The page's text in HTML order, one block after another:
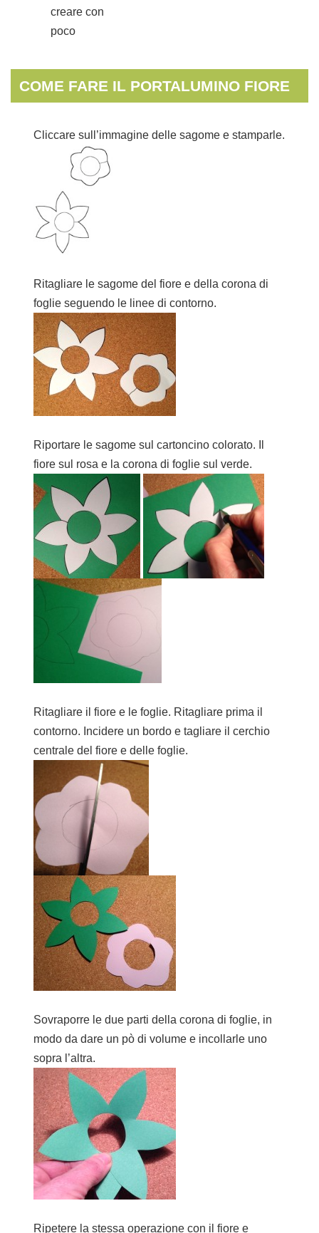
creare con
poco
COME FARE IL PORTALUMINO FIORE
Cliccare sull’immagine delle sagome e stamparle.
Ritagliare le sagome del fiore e della corona di
foglie seguendo le linee di contorno.
Riportare le sagome sul cartoncino colorato. Il
fiore sul rosa e la corona di foglie sul verde.
Ritagliare il fiore e le foglie. Ritagliare prima il
contorno. Incidere un bordo e tagliare il cerchio
centrale del fiore e delle foglie.
Sovraporre le due parti della corona di foglie, in
modo da dare un pò di volume e incollarle uno
sopra l’altra.
Ripetere la stessa operazione con il fiore e